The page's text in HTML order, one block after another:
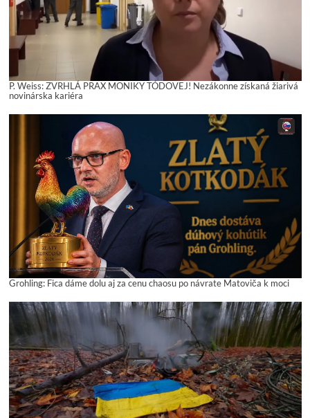
P. Weiss: ZVRHLÁ PRAX MONIKY TÓDOVEJ! Nezákonne získaná žiarivá
novinárska kariéra
Grohling: Fica dáme dolu aj za cenu chaosu po návrate Matoviča k moci